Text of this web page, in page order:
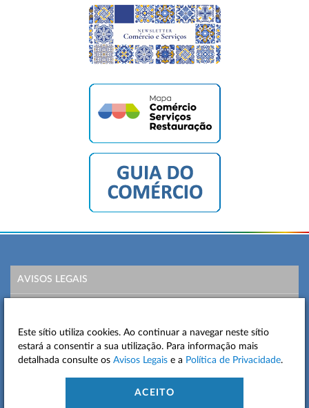
AVISOS LEGAIS
MAPA DO SITE
CONTACTOS
Este sítio utiliza cookies. Ao continuar a navegar neste sítio
estará a consentir a sua utilização. Para informação mais
detalhada consulte os Avisos Legais e a Política de Privacidade.
ACEITO